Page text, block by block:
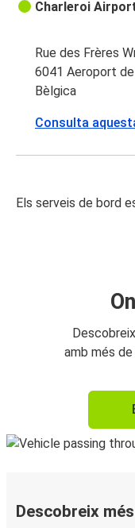
Charleroi
Rue des Frères
6041 Aeroport
Bèlgica
Consulta
Els serveis de bord
amb més
Descobreix